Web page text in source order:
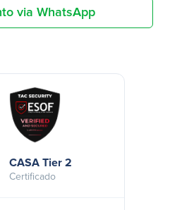
via WhatsApp
CASA Tier 2
Certificado